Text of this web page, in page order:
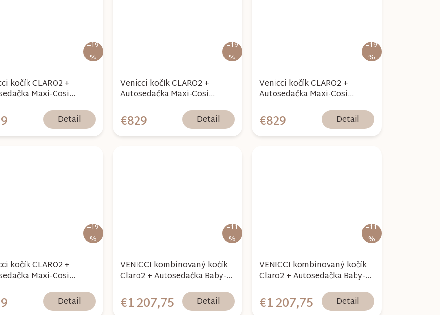
–19
%
kočík CLARO2 +
Maxi-Cosi
Detail
–19
%
Venicci kočík CLARO2 +
Autosedačka Maxi-Cosi
€829 Detail
–19
%
Venicci kočík CLARO2 +
Autosedačka Maxi-Cosi
2026
€829 Detail
–19
%
kočík CLARO2 +
Maxi-Cosi
Detail
–11
%
VENICCI kombinovaný kočík
Claro2 + Autosedačka Baby-
Bundle - Vanilla 2026
€1 207,75 Detail
–11
%
VENICCI kombinovaný kočík
Claro2 + Autosedačka Baby-
Bundle - Noir 2026
€1 207,75 Detail